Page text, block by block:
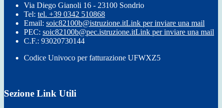
Via Diego Gianoli 16 - 23100 Sondrio
Tel: tel. +39 0342 510868
Email: soic82100b@istruzione.itLink per inviare una mail
PEC: soic82100b@pec.istruzione.itLink per inviare una mail
C.F.: 93020730144
Codice Univoco per fatturazione UFWXZ5
Sezione Link Utili